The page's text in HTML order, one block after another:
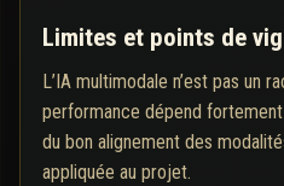
Limites et points de
L’IA multimodale n’est pas un
performance dépend
du bon alignement des
appliquée au projet.